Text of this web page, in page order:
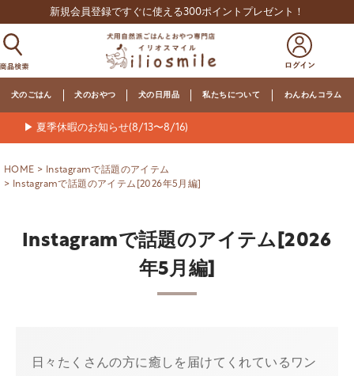
新規会員登録ですぐに使える300ポイントプレゼント！
犬のごはん 犬のおやつ 犬の日用品 私たちについて わんわんコラム
▶ 夏季休暇のお知らせ(8/13〜8/16)
HOME
Instagramで話題のアイテム
Instagramで話題のアイテム[2026年5月編]
Instagramで話題のアイテム[2026
年5月編]
日々たくさんの方に癒しを届けてくれているワン